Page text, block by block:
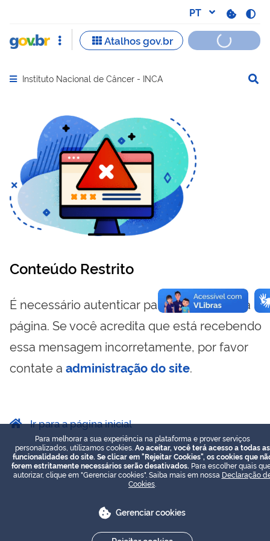
Abrir menu principal de navegação
Instituto Nacional de Câncer - INCA
Conteúdo Restrito
É necessário autenticar para visualizar essa
página. Se você acredita que está recebendo
essa mensagem incorretamente, por favor
contate a administração do site.
Ir para a página inicial
Para melhorar a sua experiência na plataforma e prover serviços
personalizados, utilizamos cookies. Ao aceitar, você terá acesso a todas as
funcionalidades do site. Se clicar em "Rejeitar Cookies", os cookies que
forem estritamente necessários serão desativados. Para escolher quais
autorizar, clique em "Gerenciar cookies". Saiba mais em nossa Declaração
Cookies
Gerenciar cookies